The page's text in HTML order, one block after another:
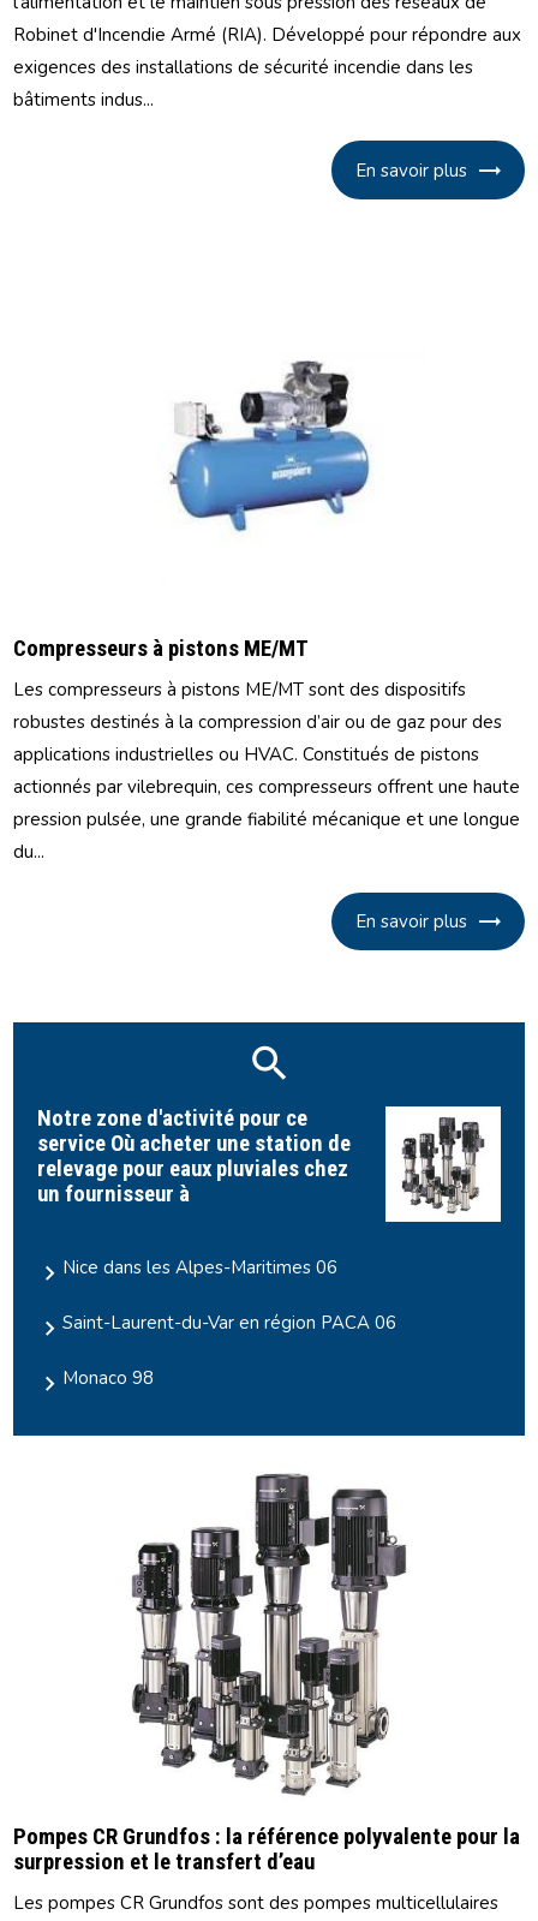
Robinet d'Incendie Armé (RIA). Développé pour répondre aux
exigences des installations de sécurité incendie dans les
bâtiments indus...
En savoir plus
Compresseurs à pistons ME/MT
Les compresseurs à pistons ME/MT sont des dispositifs
robustes destinés à la compression d’air ou de gaz pour des
applications industrielles ou HVAC. Constitués de pistons
actionnés par vilebrequin, ces compresseurs offrent une haute
pression pulsée, une grande fiabilité mécanique et une longue
du...
En savoir plus
Notre zone d'activité pour ce
service Où acheter une station de
relevage pour eaux pluviales chez
un fournisseur à
Nice dans les Alpes-Maritimes 06
Saint-Laurent-du-Var en région PACA 06
Monaco 98
Pompes CR Grundfos : la référence polyvalente pour la
surpression et le transfert d’eau
Les pompes CR Grundfos sont des pompes multicellulaires